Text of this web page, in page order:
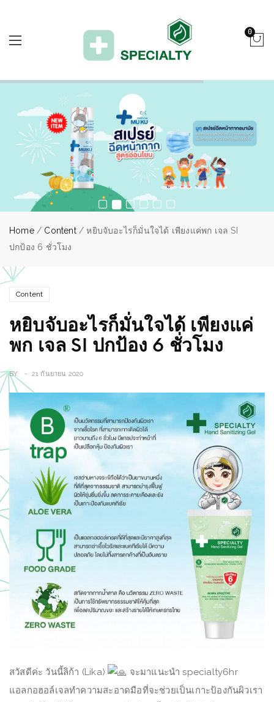
0
Home/ Content/ หยิบจับอะไรก็มั่นใจได้ เพียงแค่พก เจล SI
ปกป้อง 6 ชั่วโมง
Content
หยิบจับอะไรก็มั่นใจได้ เพียงแค่
พก เจล SI ปกป้อง 6 ชั่วโมง
BY 21 กันยายน 2020
สวัสดีค่ะ วันนี้ลิก้า (Lika)
จะมาแนะนำ specialty6hr
แอลกอฮอล์เจลทำความสะอาดมือที่จะช่วยเป็นเกาะป้องกันผิวเรา